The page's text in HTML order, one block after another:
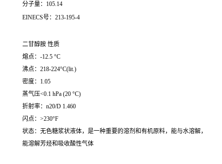
分子量：105.14
EINECS号：213-195-4
二甘醇胺 性质
熔点：-12.5 °C
沸点：218-224°C(lit.)
密度：1.05
蒸气压<0.1 hPa (20 °C)
折射率：n20/D 1.460
闪点：>230°F
状态：无色糖浆状液体，是一种重要的溶剂和有机原料，能与水溶解，
能溶解芳烃和吸收酸性气体